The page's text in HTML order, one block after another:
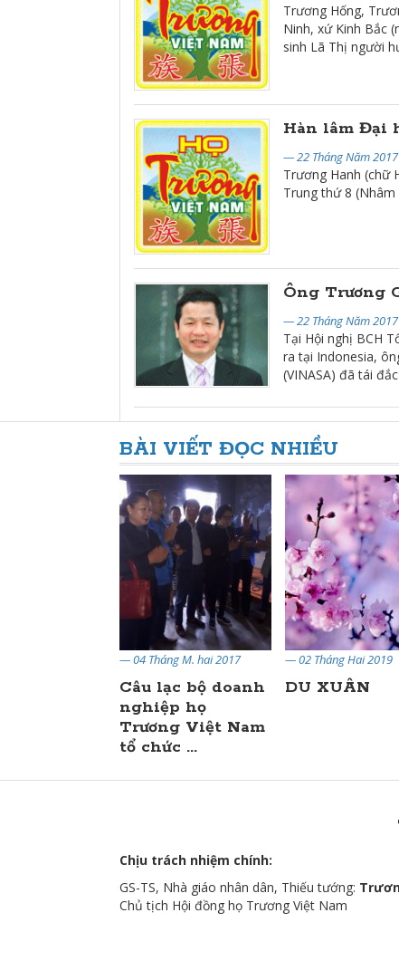
Trương Hống,
Ninh, xứ Kinh Bắc
sinh Lã Thị người
Hàn lâm Đại
— 22 Tháng Năm 2017
Trương Hanh (chữ
Trung thứ 8
Ông Trương
— 22 Tháng Năm 2017
Tại Hội nghị BCH
ra tại Indonesia,
(VINASA) đã tái
BÀI VIẾT ĐỌC NHIỀU
— 04 Tháng M. hai 2017
Câu lạc bộ doanh
nghiệp họ
Trương Việt Nam
tổ chức ...
— 02 Tháng Hai 2019
DU XUÂN
Chịu trách nhiệm chính:
GS-TS, Nhà giáo nhân dân, Thiếu tướng:
Chủ tịch Hội đồng họ Trương Việt Nam